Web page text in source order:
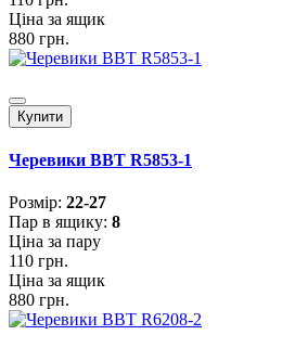
Ціна за ящик
880 грн.
Купити
Черевики BBT R5853-1
Розмiр: 22-27
Пар в ящику: 8
Ціна за пару
110 грн.
Ціна за ящик
880 грн.